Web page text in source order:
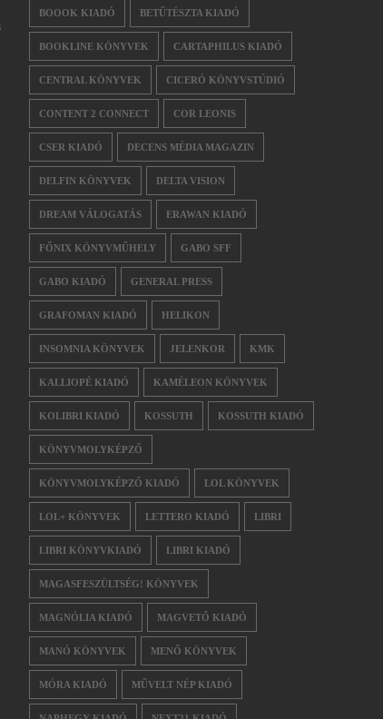
BOOOK KIADÓ BETŰTÉSZTA KIADÓ
BOOKLINE KÖNYVEK CARTAPHILUS KIADÓ
CENTRAL KÖNYVEK CICERÓ KÖNYVSTÚDIÓ
CONTENT 2 CONNECT COR LEONIS
CSER KIADÓ DECENS MÉDIA MAGAZIN
DELFIN KÖNYVEK DELTA VISION
DREAM VÁLOGATÁS ERAWAN KIADÓ
FŐNIX KÖNYVMŰHELY GABO SFF
GABO KIADÓ GENERAL PRESS
GRAFOMAN KIADÓ HELIKON
INSOMNIA KÖNYVEK JELENKOR KMK
KALLIOPÉ KIADÓ KAMÉLEON KÖNYVEK
KOLIBRI KIADÓ KOSSUTH KOSSUTH KIADÓ
KÖNYVMOLYKÉPZŐ
KÖNYVMOLYKÉPZŐ KIADÓ LOL KÖNYVEK
LOL+ KÖNYVEK LETTERO KIADÓ LIBRI
LIBRI KÖNYVKIADÓ LIBRI KIADÓ
MAGASFESZÜLTSÉG! KÖNYVEK
MAGNÓLIA KIADÓ MAGVETŐ KIADÓ
MANÓ KÖNYVEK MENŐ KÖNYVEK
MÓRA KIADÓ MŰVELT NÉP KIADÓ